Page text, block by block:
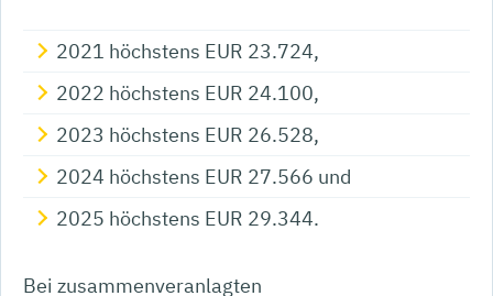
2021 höchstens EUR 23.724,
2022 höchstens EUR 24.100,
2023 höchstens EUR 26.528,
2024 höchstens EUR 27.566 und
2025 höchstens EUR 29.344.
Bei zusammenveranlagten